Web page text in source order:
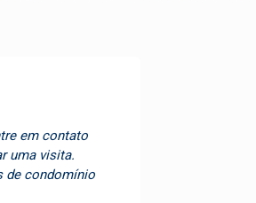
em contato
uma visita.
de condomínio